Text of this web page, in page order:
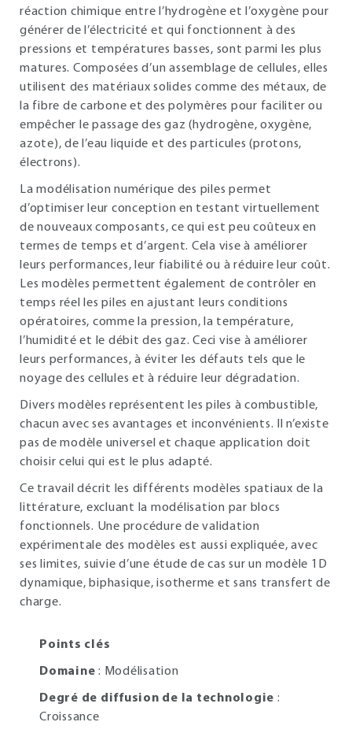
réaction chimique entre l’hydrogène et l’oxygène pour
générer de l’électricité et qui fonctionnent à des
pressions et températures basses, sont parmi les plus
matures. Composées d’un assemblage de cellules, elles
utilisent des matériaux solides comme des métaux, de
la fibre de carbone et des polymères pour faciliter ou
empêcher le passage des gaz (hydrogène, oxygène,
azote), de l’eau liquide et des particules (protons,
électrons).
La modélisation numérique des piles permet
d’optimiser leur conception en testant virtuellement
de nouveaux composants, ce qui est peu coûteux en
termes de temps et d’argent. Cela vise à améliorer
leurs performances, leur fiabilité ou à réduire leur coût.
Les modèles permettent également de contrôler en
temps réel les piles en ajustant leurs conditions
opératoires, comme la pression, la température,
l’humidité et le débit des gaz. Ceci vise à améliorer
leurs performances, à éviter les défauts tels que le
noyage des cellules et à réduire leur dégradation.
Divers modèles représentent les piles à combustible,
chacun avec ses avantages et inconvénients. Il n’existe
pas de modèle universel et chaque application doit
choisir celui qui est le plus adapté.
Ce travail décrit les différents modèles spatiaux de la
littérature, excluant la modélisation par blocs
fonctionnels. Une procédure de validation
expérimentale des modèles est aussi expliquée, avec
ses limites, suivie d’une étude de cas sur un modèle 1D
dynamique, biphasique, isotherme et sans transfert de
charge.
Points clés
Domaine : Modélisation
Degré de diffusion de la technologie :
Croissance